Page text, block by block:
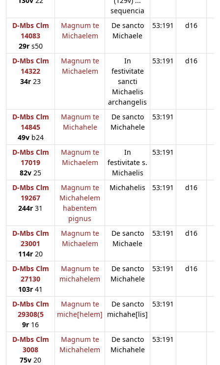
sequencia
D-Mbs Clm
14083
29rs50
Magnum te
Michaelem
De sancto
Michaele
53:191 d16
D-Mbs Clm
14322
34r 23
Magnum te
Michaelem
In
festivitate
sancti
Michaelis
archangelis
53:191 d16
D-Mbs Clm
14845
49vb24
Magnum te
Michahele
De sancto
Michahele
53:191
D-Mbs Clm
17019
82v 25
Magnum te
Michaelem
In
festivitate s.
Michaelis
53:191
D-Mbs Clm
19267
244r 31
Magnum te
Michahelem
habentem
pignus
Michahelis 53:191 d16
D-Mbs Clm
23001
114r 20
Magnum te
Michaelem
De sancto
Michaele
53:191 d16
D-Mbs Clm
27130
103r 41
Magnum te
michahelem
De sancto
Michahele
53:191 d16
D-Mbs Clm
29308(5
9r 16
Magnum te
miche[helem]
De sancto
michahe[lis]
53:191
D-Mbs Clm
3008
75v 20
Magnum te
Michahelem
De sancto
Michahele
53:191